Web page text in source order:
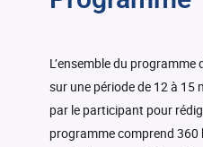
L’ensemble du
sur une période de 12 à 15
par le participant pour
programme comprend